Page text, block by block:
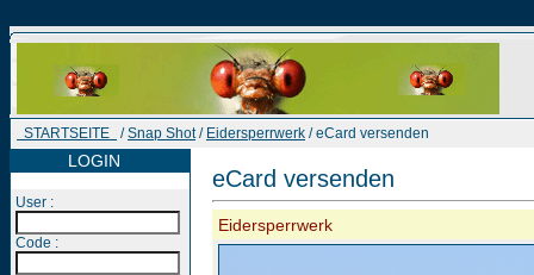
STARTSEITE /Snap Shot/ Eidersperrwerk / eCard versenden
LOGIN
User :
Code :
eCard versenden
Eidersperrwerk